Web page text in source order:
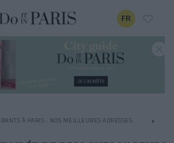
FR
À PARIS : NOS MEILLEURES ADRESSES